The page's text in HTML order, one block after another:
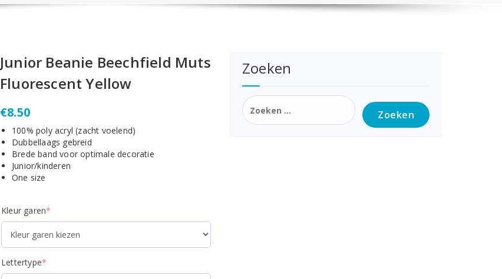
Junior Beanie Beechfield Muts
Fluorescent Yellow
€8.50
100% poly acryl (zacht voelend)
Dubbellaags gebreid
Brede band voor optimale decoratie
Junior/kinderen
One size
Kleur garen*
Lettertype*
Zoeken
Zoeken
naar: